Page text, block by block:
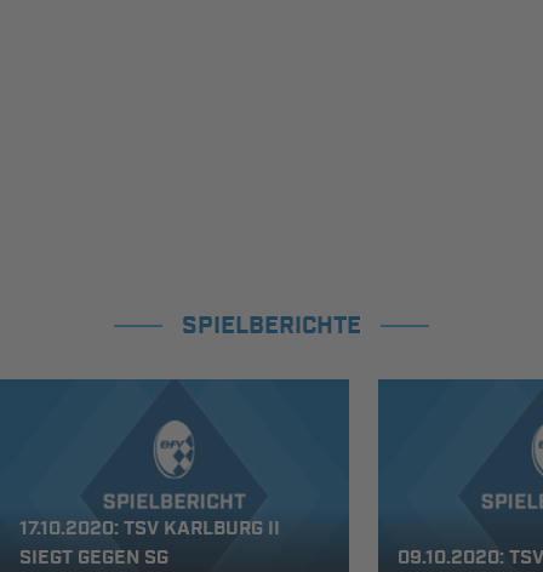
SPIELBERICHTE
17.10.2020: TSV KARLBURG II
SIEGT GEGEN SG
09.10.2020: